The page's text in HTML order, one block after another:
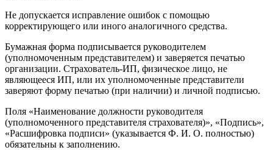
Не допускается исправление ошибок с помощью
корректирующего или иного аналогичного средства.
Бумажная форма подписывается руководителем
(уполномоченным представителем) и заверяется печатью
организации. Страхователь-ИП, физическое лицо, не
являющееся ИП, или их уполномоченные представители
заверяют форму печатью (при наличии) и личной подписью.
Поля «Наименование должности руководителя
(уполномоченного представителя страхователя)», «Подпись»,
«Расшифровка подписи» (указывается Ф. И. О. полностью)
обязательны к заполнению.